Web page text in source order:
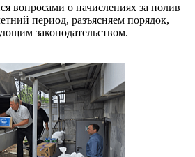
вопросами о начислениях за полив
период, разъясняем порядок,
законодательством.